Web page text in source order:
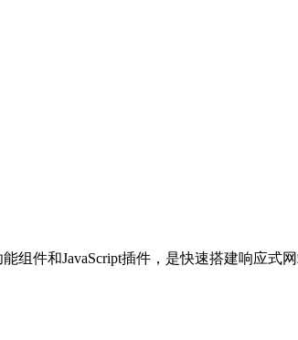
组件和JavaScript插件，是快速搭建响应式